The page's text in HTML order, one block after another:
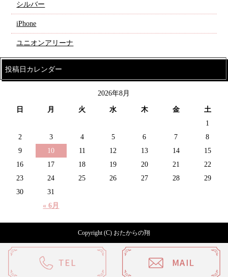
シルバー
iPhone
ユニオンアリーナ
投稿日カレンダー
2026年8月
日 月 火 水 木 金 土
« 6月
1
2
3 4 5 6 7
8
9
10 11 12 13 14
15
16
17 18 19 20 21
22
23
24 25 26 27 28
29
30
31
Copyright (C) おたからの翔